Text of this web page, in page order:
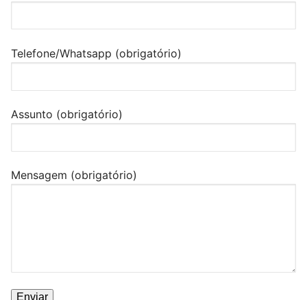
Telefone/Whatsapp (obrigatório)
Assunto (obrigatório)
Mensagem (obrigatório)